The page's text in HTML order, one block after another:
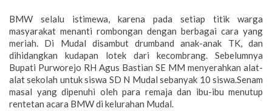
BMW selalu istimewa, karena pada setiap titik warga
masyarakat menanti rombongan dengan berbagai cara yang
meriah. Di Mudal disambut drumband anak-anak TK, dan
dihidangkan kudapan lotek dari kecombrang. Sebelumnya
Bupati Purworejo RH Agus Bastian SE MM menyerahkan alat-
alat sekolah untuk siswa SD N Mudal sebanyak 10 siswa.Senam
masal yang dipenuhi oleh para remaja dan ibu-ibu menutup
rentetan acara BMW di kelurahan Mudal.